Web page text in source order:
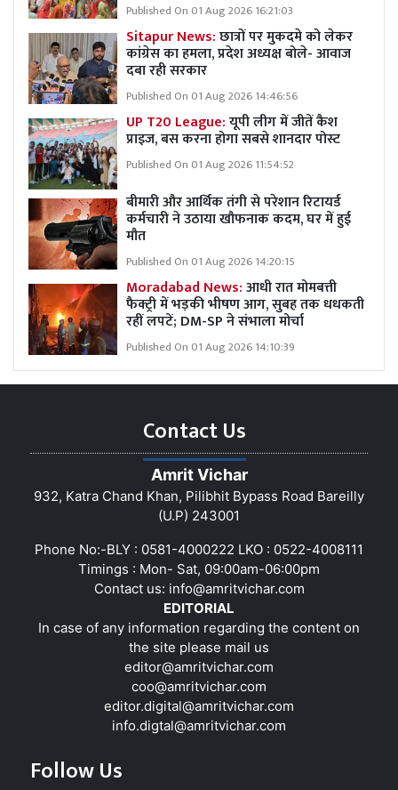
Published On 01 Aug 2026 16:21:03
Sitapur News:छात्रों पर मुकदमे को लेकर
कांग्रेस का हमला, प्रदेश अध्यक्ष बोले- आवाज
दबा रही सरकार
Published On 01 Aug 2026 14:46:56
UP T20 League:यूपी लीग में जीतें कैश
प्राइज, बस करना होगा सबसे शानदार पोस्ट
Published On 01 Aug 2026 11:54:52
बीमारी और आर्थिक तंगी से परेशान रिटायर्ड
कर्मचारी ने उठाया खौफनाक कदम, घर में हुई
मौत
Published On 01 Aug 2026 14:20:15
Moradabad News:आधी रात मोमबत्ती
फैक्ट्री में भड़की भीषण आग, सुबह तक धधकती
रहीं लपटें; DM-SP ने संभाला मोर्चा
Published On 01 Aug 2026 14:10:39
Contact Us
Amrit Vichar
932, Katra Chand Khan, Pilibhit Bypass Road Bareilly
(U.P) 243001
Phone No:-BLY : 0581-4000222 LKO : 0522-4008111
Timings : Mon- Sat, 09:00am-06:00pm
Contact us: info@amritvichar.com
EDITORIAL
In case of any information regarding the content on
the site please mail us
editor@amritvichar.com
coo@amritvichar.com
editor.digital@amritvichar.com
info.digtal@amritvichar.com
Follow Us